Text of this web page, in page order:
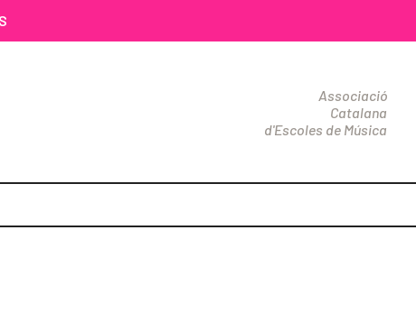
Associació
Catalana
d'Escoles de Música